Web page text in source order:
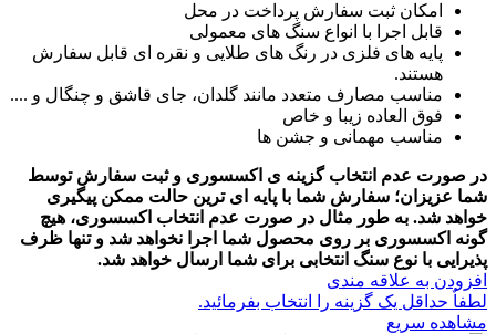
امکان ثبت سفارش پرداخت در محل
قابل اجرا با انواع سنگ های معمولی
پایه های فلزی در رنگ های طلایی و نقره ای قابل سفارش
هستند.
مناسب مصارف متعدد مانند گلدان، جای قاشق و چنگال و ....
فوق العاده زیبا و خاص
مناسب مهمانی و جشن ها
در صورت عدم انتخاب گزینه ی اکسسوری و ثبت سفارش توسط
شما عزیزان؛ سفارش شما با پایه ای ترین حالت ممکن پیگیری
خواهد شد. به طور مثال در صورت عدم انتخاب اکسسوری، هیچ
گونه اکسسوری بر روی محصول شما اجرا نخواهد شد و تنها ظرف
پذیرایی با نوع سنگ انتخابی برای شما ارسال خواهد شد.
افزودن به علاقه مندی
لطفاٌ حداقل یک گزینه را انتخاب بفرمائید.
مشاهده سریع